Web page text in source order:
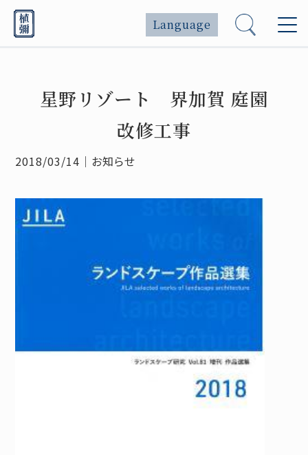
Language
星野リゾート 界加賀 庭園
改修工事
2018/03/14 ｜ お知らせ